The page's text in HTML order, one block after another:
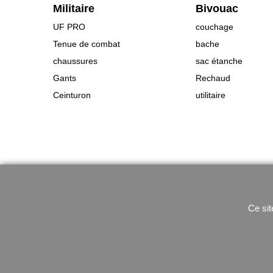
Militaire
UF PRO
Tenue de combat
chaussures
Gants
Ceinturon
Bivouac
couchage
bache
sac étanche
Rechaud
utilitaire
Ce